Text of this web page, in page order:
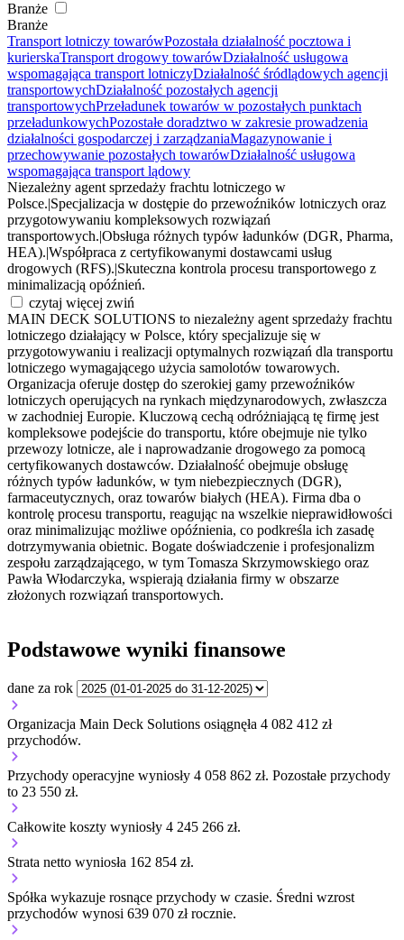
Branże
Branże
Transport lotniczy towarówPozostała działalność pocztowa i
kurierskaTransport drogowy towarówDziałalność usługowa
wspomagająca transport lotniczyDziałalność śródlądowych agencji
transportowychDziałalność pozostałych agencji
transportowychPrzeładunek towarów w pozostałych punktach
przeładunkowychPozostałe doradztwo w zakresie prowadzenia
działalności gospodarczej i zarządzaniaMagazynowanie i
przechowywanie pozostałych towarówDziałalność usługowa
wspomagająca transport lądowy
Niezależny agent sprzedaży frachtu lotniczego w
Polsce. Specjalizacja w dostępie do przewoźników lotniczych oraz
przygotowywaniu kompleksowych rozwiązań
transportowych. Obsługa różnych typów ładunków (DGR, Pharma,
HEA). Współpraca z certyfikowanymi dostawcami usług
drogowych (RFS). Skuteczna kontrola procesu transportowego z
minimalizacją opóźnień.
czytaj więcej zwiń
MAIN DECK SOLUTIONS to niezależny agent sprzedaży frachtu
lotniczego działający w Polsce, który specjalizuje się w
przygotowywaniu i realizacji optymalnych rozwiązań dla transportu
lotniczego wymagającego użycia samolotów towarowych.
Organizacja oferuje dostęp do szerokiej gamy przewoźników
lotniczych operujących na rynkach międzynarodowych, zwłaszcza
w zachodniej Europie. Kluczową cechą odróżniającą tę firmę jest
kompleksowe podejście do transportu, które obejmuje nie tylko
przewozy lotnicze, ale i naprowadzanie drogowego za pomocą
certyfikowanych dostawców. Działalność obejmuje obsługę
różnych typów ładunków, w tym niebezpiecznych (DGR),
farmaceutycznych, oraz towarów białych (HEA). Firma dba o
kontrolę procesu transportu, reagując na wszelkie nieprawidłowości
oraz minimalizując możliwe opóźnienia, co podkreśla ich zasadę
dotrzymywania obietnic. Bogate doświadczenie i profesjonalizm
zespołu zarządzającego, w tym Tomasza Skrzymowskiego oraz
Pawła Włodarczyka, wspierają działania firmy w obszarze
złożonych rozwiązań transportowych.
Podstawowe wyniki finansowe
dane za rok
Organizacja Main Deck Solutions osiągnęła 4 082 412 zł
przychodów.
Przychody operacyjne wyniosły 4 058 862 zł. Pozostałe przychody
to 23 550 zł.
Całkowite koszty wyniosły 4 245 266 zł.
Strata netto wyniosła 162 854 zł.
Spółka wykazuje rosnące przychody w czasie. Średni wzrost
przychodów wynosi 639 070 zł rocznie.